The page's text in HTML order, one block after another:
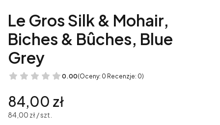
Le Gros Silk & Mohair,
Biches & Bûches, Blue
Grey
0.00(Oceny: 0 Recenzje: 0)
Cena
84,00 zł
84,00 zł / szt.